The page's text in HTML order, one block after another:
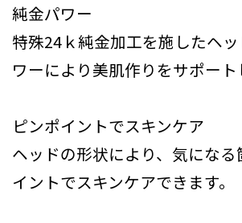
純金パワー
特殊24ｋ純金加工を施したヘ
ワーにより美肌作りをサポート
ピンポイントでスキンケア
ヘッドの形状により、気になる
イントでスキンケアできます。